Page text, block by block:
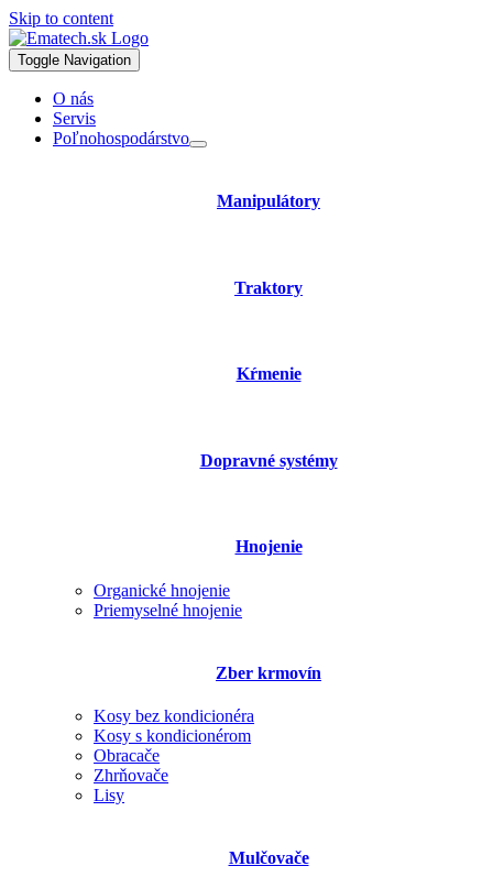
Skip to content
Toggle Navigation
O nás
Servis
Poľnohospodárstvo
Manipulátory
Traktory
Kŕmenie
Dopravné systémy
Hnojenie
Organické hnojenie
Priemyselné hnojenie
Zber krmovín
Kosy bez kondicionéra
Kosy s kondicionérom
Obracače
Zhrňovače
Lisy
Mulčovače